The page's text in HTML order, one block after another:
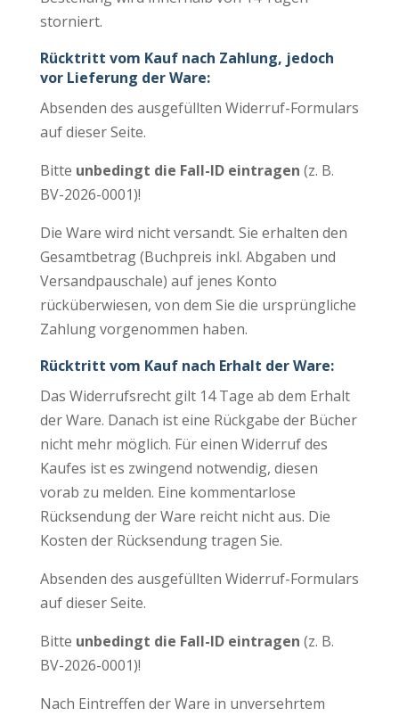
storniert.
Rücktritt vom Kauf nach Zahlung, jedoch
vor Lieferung der Ware:
Absenden des ausgefüllten Widerruf-Formulars
auf dieser Seite.
Bitte unbedingt die Fall-ID eintragen (z. B.
BV-2026-0001)!
Die Ware wird nicht versandt. Sie erhalten den
Gesamtbetrag (Buchpreis inkl. Abgaben und
Versandpauschale) auf jenes Konto
rücküberwiesen, von dem Sie die ursprüngliche
Zahlung vorgenommen haben.
Rücktritt vom Kauf nach Erhalt der Ware:
Das Widerrufsrecht gilt 14 Tage ab dem Erhalt
der Ware. Danach ist eine Rückgabe der Bücher
nicht mehr möglich. Für einen Widerruf des
Kaufes ist es zwingend notwendig, diesen
vorab zu melden. Eine kommentarlose
Rücksendung der Ware reicht nicht aus. Die
Kosten der Rücksendung tragen Sie.
Absenden des ausgefüllten Widerruf-Formulars
auf dieser Seite.
Bitte unbedingt die Fall-ID eintragen (z. B.
BV-2026-0001)!
Nach Eintreffen der Ware in unversehrtem